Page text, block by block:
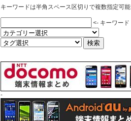
キーワードは半角スペース区切りで複数指定可能
<- キーワード
-